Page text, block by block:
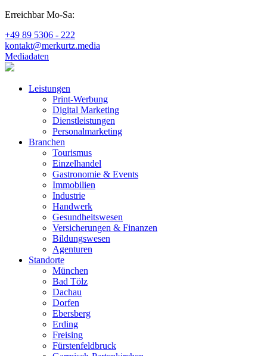
Erreichbar Mo-Sa:
+49 89 5306 - 222
kontakt@merkurtz.media
Mediadaten
Leistungen
Print-Werbung
Digital Marketing
Dienstleistungen
Personalmarketing
Branchen
Tourismus
Einzelhandel
Gastronomie & Events
Immobilien
Industrie
Handwerk
Gesundheitswesen
Versicherungen & Finanzen
Bildungswesen
Agenturen
Standorte
München
Bad Tölz
Dachau
Dorfen
Ebersberg
Erding
Freising
Fürstenfeldbruck